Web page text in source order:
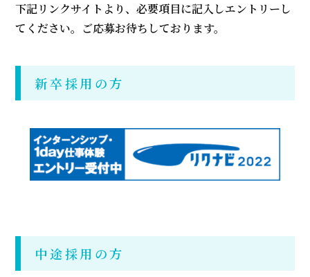
下記リンクサイトより、必要項目に記入しエントリーし
てください。ご応募お待ちしております。
新卒採用の方
中途採用の方